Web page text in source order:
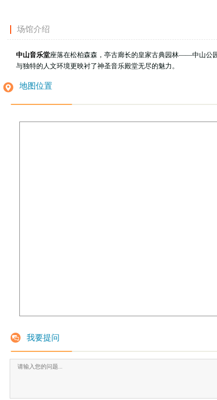
场馆介绍
中山音乐堂座落在松柏森森，亭古廊长的皇家古典园林——中山公
与独特的人文环境更映衬了神圣音乐殿堂无尽的魅力。
地图位置
我要提问